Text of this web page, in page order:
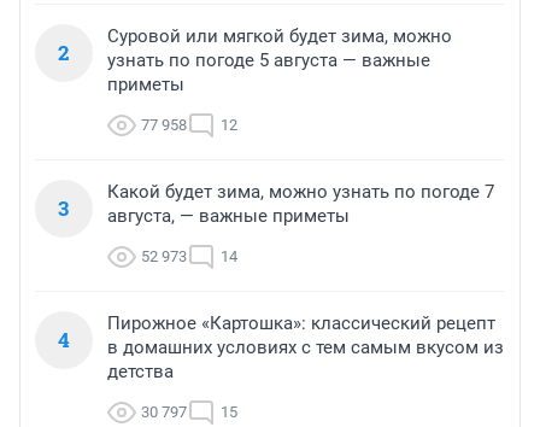
2
Суровой или мягкой будет зима, можно
узнать по погоде 5 августа — важные
приметы
77 958 12
3
Какой будет зима, можно узнать по погоде 7
августа, — важные приметы
52 973 14
4
Пирожное «Картошка»: классический рецепт
в домашних условиях с тем самым вкусом из
детства
30 797 15